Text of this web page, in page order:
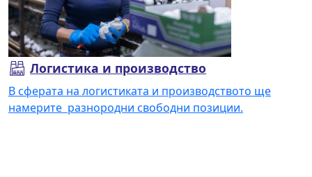
Логистика и производство
В сферата на логистиката и производството ще
намерите разнородни свободни позиции.